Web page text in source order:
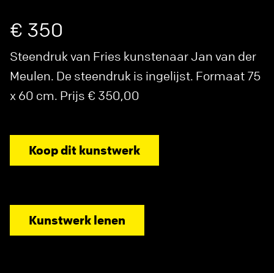
€ 350
Steendruk van Fries kunstenaar Jan van der
Meulen. De steendruk is ingelijst. Formaat 75
x 60 cm. Prijs € 350,00
Koop dit kunstwerk
Kunstwerk lenen